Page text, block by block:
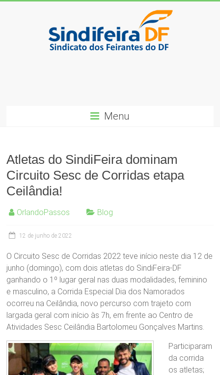
Menu
Atletas do SindiFeira dominam
Circuito Sesc de Corridas etapa
Ceilândia!
OrlandoPassos Blog
12 de junho de 2022
O Circuito Sesc de Corridas 2022 teve início neste dia 12 de
junho (domingo), com dois atletas do SindiFeira-DF
ganhando o 1º lugar geral nas duas modalidades, feminino
e masculino, a Corrida Especial Dia dos Namorados
ocorreu na Ceilândia, novo percurso com trajeto com
largada geral com início às 7h, em frente ao Centro de
Atividades Sesc Ceilândia Bartolomeu Gonçalves Martins.
Participaram
da corrida
os atletas;